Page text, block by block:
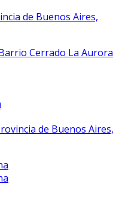
de Buenos Aires,
de Buenos Aires,